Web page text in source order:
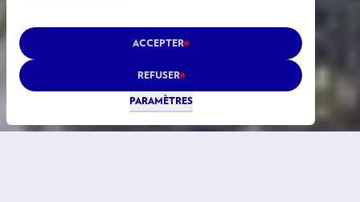
ACCEPTER
REFUSER
PARAMÈTRES